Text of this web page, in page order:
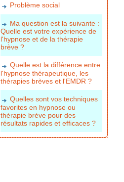
Problème social
Ma question est la suivante :
Quelle est votre expérience de
l'hypnose et de la thérapie
brève ?
Quelle est la différence entre
l'hypnose thérapeutique, les
thérapies brèves et l'EMDR ?
Quelles sont vos techniques
favorites en hypnose ou
thérapie brève pour des
résultats rapides et efficaces ?